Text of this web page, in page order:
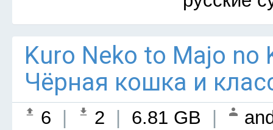
Kuro Neko to Majo no
Чёрная кошка и
6 2 6.81 GB